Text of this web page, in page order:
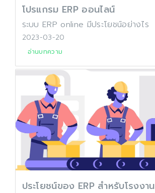
โปรแกรม ERP ออนไลน์
ระบบ ERP online มีประโยชน์อย่างไร
2023-03-20
อ่านบทความ
ประโยชน์ของ ERP สำหรับโรงงาน